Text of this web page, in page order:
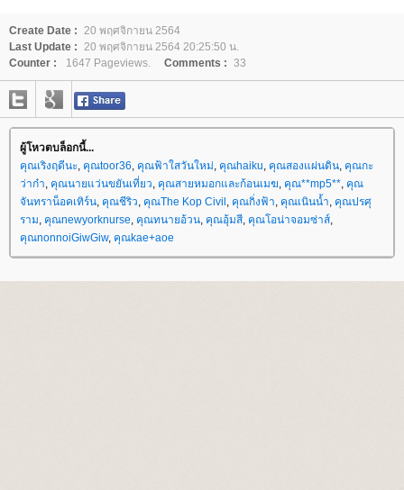
Create Date : 20 พฤศจิกายน 2564
Last Update : 20 พฤศจิกายน 2564 20:25:50 น.
Counter :
1647 Pageviews. Comments : 33
ผู้โหวตบล็อกนี้...
คุณเริงฤดีนะ, คุณtoor36, คุณฟ้าใสวันใหม่, คุณhaiku, คุณสองแผ่นดิน, คุณกะ
ว่าก๋า, คุณนายแว่นขยันเที่ยว, คุณสายหมอกและก้อนเมฆ, คุณ**mp5**, คุณ
จันทราน็อคเทิร์น, คุณชีริว, คุณThe Kop Civil , คุณกิ่งฟ้า, คุณเนินน้ำ, คุณปรศุ
ราม, คุณnewyorknurse, คุณทนายอ้วน, คุณอุ้มสี, คุณโอน่าจอมซ่าส์,
คุณnonnoiGiwGiw, คุณkae+aoe